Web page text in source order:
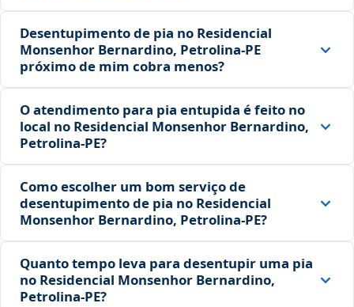
Desentupimento de pia no Residencial
Monsenhor Bernardino, Petrolina‑PE
próximo de mim cobra menos?
O atendimento para pia entupida é feito no
local no Residencial Monsenhor Bernardino,
Petrolina‑PE?
Como escolher um bom serviço de
desentupimento de pia no Residencial
Monsenhor Bernardino, Petrolina‑PE?
Quanto tempo leva para desentupir uma pia
no Residencial Monsenhor Bernardino,
Petrolina‑PE?